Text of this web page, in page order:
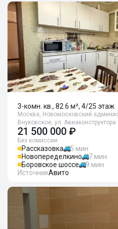
3-комн. кв., 82.6 м², 4/25 этаж
Москва, Новомосковский
Внуковское, ул. Авиаконструктора
21 500 000 ₽
Без комиссии
Рассказовка
5 мин
Новопеределкино
7 мин
Боровское шоссе
9 мин
ИсточникАвито